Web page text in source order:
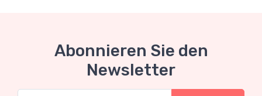
Mythos Collection 1-18
Abonnieren Sie den
Newsletter